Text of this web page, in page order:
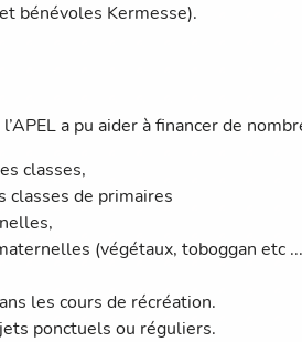
et bénévoles Kermesse).
a pu aider à financer de
classes,
classes de primaires
(végétaux, toboggan etc
les cours de récréation.
ponctuels ou réguliers.